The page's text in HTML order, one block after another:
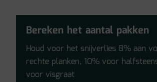
Bereken het aantal pakken
Houd voor het snijverlies 8% aan
rechte planken, 10% voor
voor visgraat